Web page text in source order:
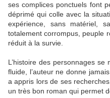
ses complices ponctuels font
déprimé qui colle avec la
expérience, sans matériel,
totalement corrompus, peuple
réduit à la survie.
L’histoire des personnages se
fluide, l’auteur ne donne
a appris lors de ses
un très bon roman qui permet